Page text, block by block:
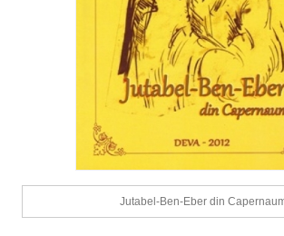
Jutabel-Ben-Eber din